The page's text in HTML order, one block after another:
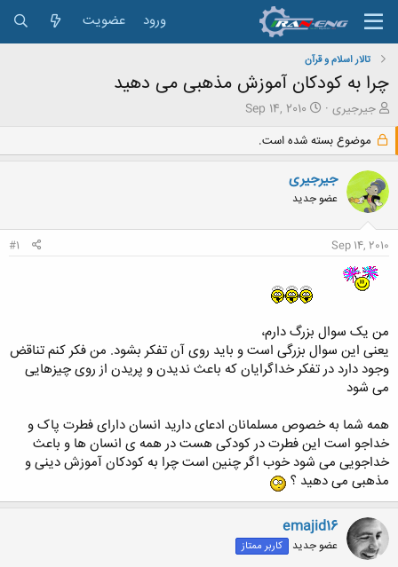
ورود عضویت
تالار اسلام و قرآن
چرا به کودکان آموزش مذهبی می دهید
ش
ع
ک
ن
ن
ه
م
و
ض
جیرجیری
ت
ر
ی
خ
ش
ر
ع
Sep 14, 2010
موضوع بسته شده است.
جیرجیری
عضو جدید
Sep 14, 2010
#1
من یک سوال بزرگ دارم،
یعنی این سوال بزرگی است و باید روی آن تفکر بشود. من فکر کنم تناقض
وجود دارد در تفکر خداگرایان که باعث ندیدن و پریدن از روی چیزهایی
می شود
همه شما به خصوص مسلمانان ادعای دارید انسان دارای فطرت پاک و
خداجو است این فطرت در کودکی هست در همه ی انسان ها و باعث
خداجویی می شود خوب اگر چنین است چرا به کودکان آموزش دینی و
مذهبی می دهید ؟
emajid16
عضو جدید کاربر ممتاز